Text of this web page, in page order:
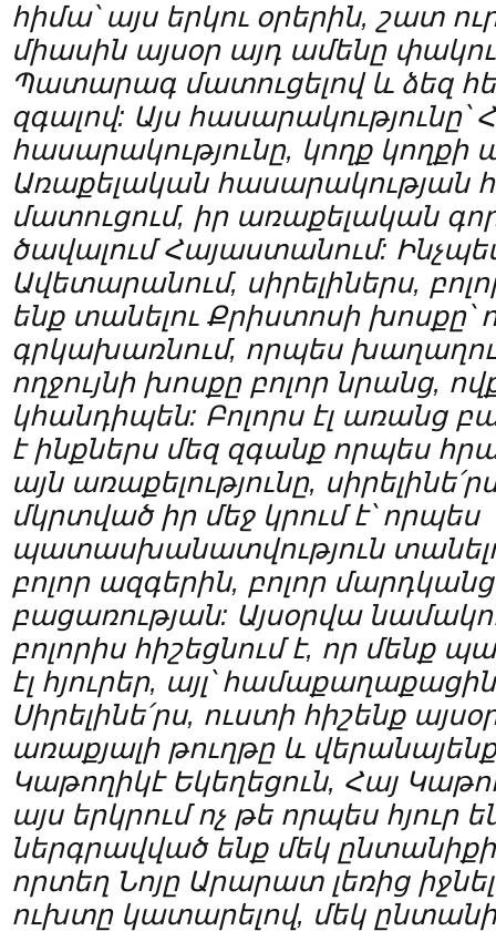
հիմա՝ այս երկու օրերին, շատ
միասին այսօր այդ ամենը
Պատարագ մատուցելով և ձեզ
զգալով: Այս հասարակությունը՝
հասարակությունը, կողք կողքի
Առաքելական հասարակության
մատուցում, իր առաքելական
ծավալում Հայաստանում:
Ավետարանում, սիրելիներս,
ենք տանելու Քրիստոսի խոսքը՝
գրկախառնում, որպես
ողջույնի խոսքը բոլոր նրանց,
կհանդիպեն: Բոլորս էլ առանց
է ինքներս մեզ զգանք որպես
այն առաքելությունը, սիրելինե՛
մկրտված իր մեջ կրում է՝ որպես
պատասխանատվություն
բոլոր ազգերին, բոլոր
բացառության: Այսօրվա
բոլորիս հիշեցնում է, որ մենք
էլ հյուրեր, այլ՝
Սիրելինե՛րս, ուստի հիշենք
առաքյալի թուղթը և վերանայենք
Կաթողիկէ Եկեղեցուն, Հայ
այս երկրում ոչ թե որպես հյուր
ներգրավված ենք մեկ ընտանիքի
որտեղ Նոյը Արարատ լեռից
ուխտը կատարելով, մեկ